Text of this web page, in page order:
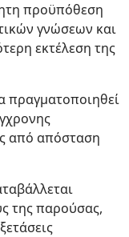
προϋπόθεση
γνώσεων και
εκτέλεση της
πραγματοποιηθεί
από απόσταση
της παρούσας,